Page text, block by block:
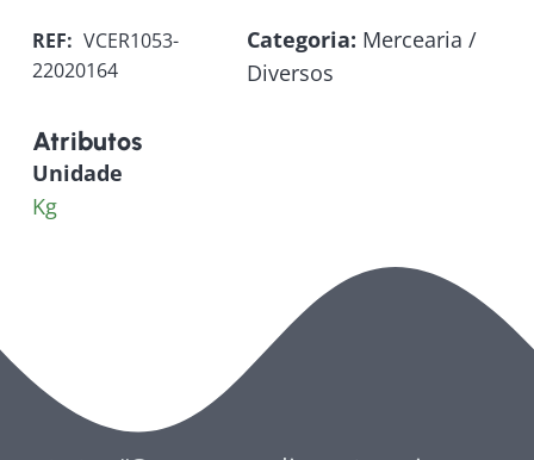
REF: VCER1053-
22020164
Categoria: Mercearia /
Diversos
Atributos
Unidade
Kg